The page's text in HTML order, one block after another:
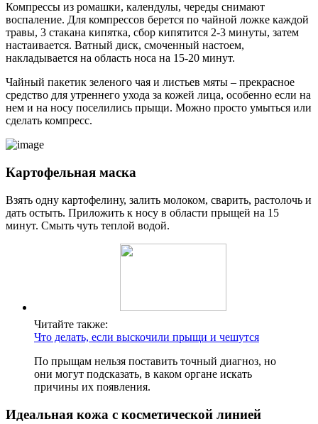
Компрессы из ромашки, календулы, череды снимают
воспаление. Для компрессов берется по чайной ложке каждой
травы, 3 стакана кипятка, сбор кипятится 2-3 минуты, затем
настаивается. Ватный диск, смоченный настоем,
накладывается на область носа на 15-20 минут.
Чайный пакетик зеленого чая и листьев мяты – прекрасное
средство для утреннего ухода за кожей лица, особенно если на
нем и на носу поселились прыщи. Можно просто умыться или
сделать компресс.
Картофельная маска
Взять одну картофелину, залить молоком, сварить, растолочь и
дать остыть. Приложить к носу в области прыщей на 15
минут. Смыть чуть теплой водой.
Читайте также:
Что делать, если выскочили прыщи и чешутся
По прыщам нельзя поставить точный диагноз, но
они могут подсказать, в каком органе искать
причины их появления.
Идеальная кожа с косметической линией